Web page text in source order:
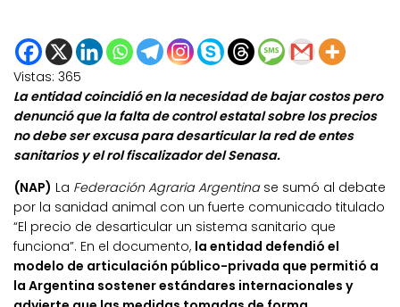
Vistas: 365
La entidad coincidió en la necesidad de bajar costos pero
denunció que la falta de control estatal sobre los precios
no debe ser excusa para desarticular la red de entes
sanitarios y el rol fiscalizador del Senasa.
(NAP) La Federación Agraria Argentinase sumó al debate
por la sanidad animal con un fuerte comunicado titulado
“El precio de desarticular un sistema sanitario que
funciona”. En el documento, la entidad defendió el
modelo de articulación público-privada que permitió a
la Argentina sostener estándares internacionales y